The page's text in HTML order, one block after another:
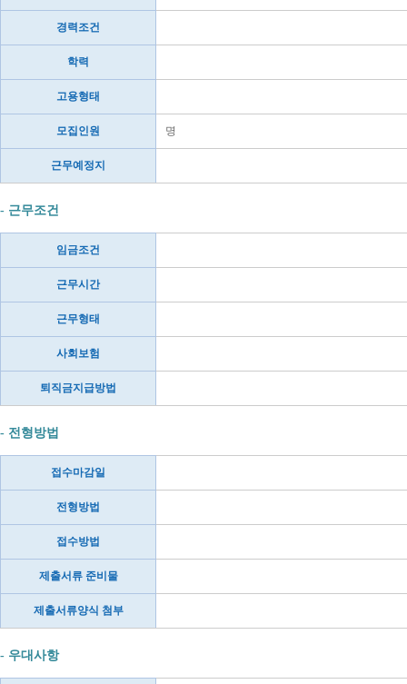
경력조건
학력
고용형태
모집인원 명
근무예정지
- 근무조건
임금조건
근무시간
근무형태
사회보험
퇴직금지급방법
- 전형방법
접수마감일
전형방법
접수방법
제출서류 준비물
제출서류양식 첨부
- 우대사항